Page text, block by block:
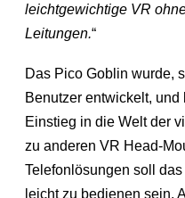
leichtgewichtige VR
Leitungen.“
Das Pico Goblin wurde,
Benutzer entwickelt,
Einstieg in die Welt der
zu anderen VR Head-
Telefonlösungen soll
leicht zu bedienen sein.